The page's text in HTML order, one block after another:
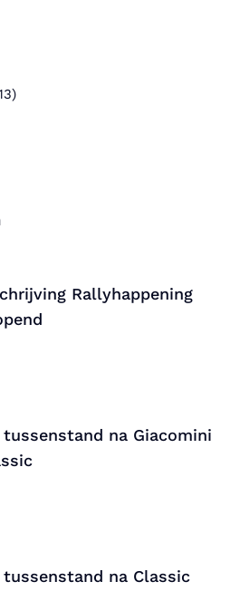
Rallyhappening
tussenstand na Giacomini
tussenstand na Classic